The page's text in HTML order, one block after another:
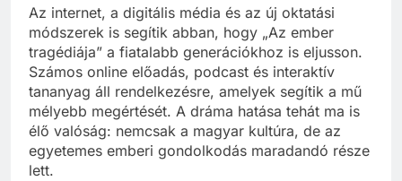
Az internet, a digitális média és az új oktatási
módszerek is segítik abban, hogy „Az ember
tragédiája” a fiatalabb generációkhoz is eljusson.
Számos online előadás, podcast és interaktív
tananyag áll rendelkezésre, amelyek segítik a mű
mélyebb megértését. A dráma hatása tehát ma is
élő valóság: nemcsak a magyar kultúra, de az
egyetemes emberi gondolkodás maradandó része
lett.